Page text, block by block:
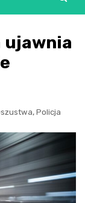
ujawnia
, Policja